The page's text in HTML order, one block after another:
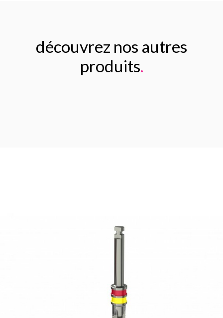
découvrez nos autres
produits.
48,33€
Ajouter au panier